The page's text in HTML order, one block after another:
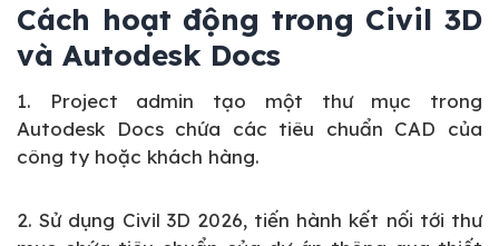
Cách hoạt động trong Civil 3D
và Autodesk Docs
1. Project admin tạo một thư mục trong
Autodesk Docs chứa các tiêu chuẩn CAD của
công ty hoặc khách hàng.
2. Sử dụng Civil 3D 2026, tiến hành kết nối tới thư